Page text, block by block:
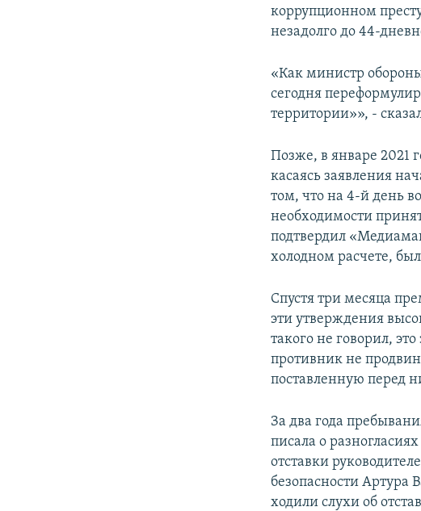
коррупционном
незадолго до 44-
«Как министр
сегодня
территории»», -
Позже, в январе 2021
касаясь заявления
том, что на 4-й день
необходимости
подтвердил
холодном расчете,
Спустя три месяца
эти утверждения
такого не говорил,
противник не
поставленную перед
За два года
писала о
отставки
безопасности Артура
ходили слухи об